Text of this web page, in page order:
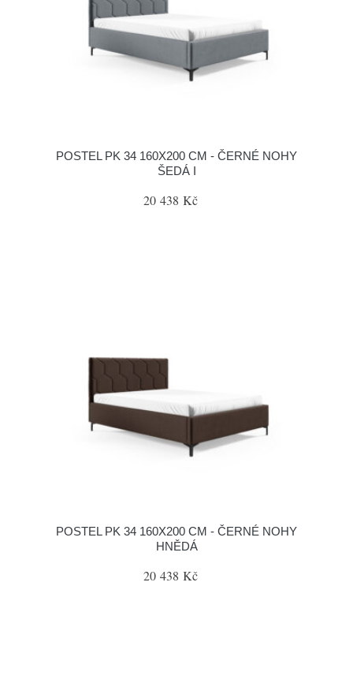
POSTEL PK 34 160X200 CM - ČERNÉ NOHY
ŠEDÁ I
20 438 Kč
POSTEL PK 34 160X200 CM - ČERNÉ NOHY
HNĚDÁ
20 438 Kč